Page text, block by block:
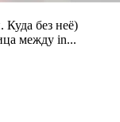
Куда без неё)
между in...